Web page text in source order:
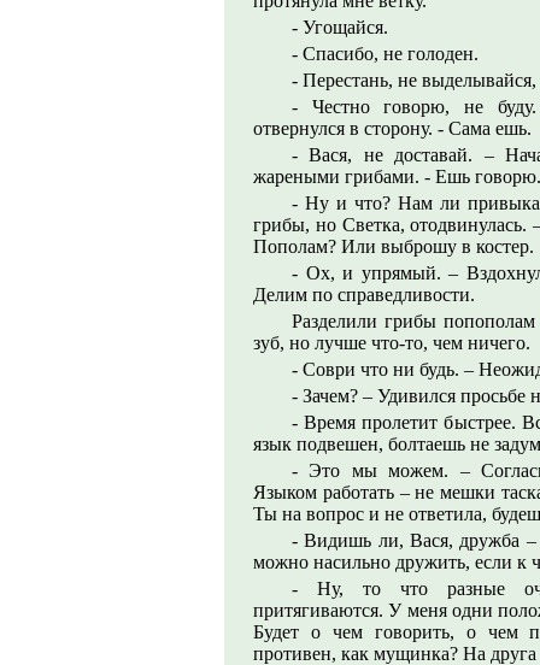
- Угощайся.
- Спасибо, не голоден.
- Перестань, не
- Честно говорю, не
отвернулся в сторону. - Сама ешь.
- Вася, не доставай. –
жареными грибами. - Ешь говорю.
- Ну и что? Нам ли
грибы, но Светка,
Пополам? Или выброшу в костер.
- Ох, и упрямый. –
Делим по справедливости.
Разделили грибы
зуб, но лучше что-то, чем ничего.
- Соври что ни будь. –
- Зачем? – Удивился просьбе
- Время пролетит быстрее.
язык подвешен, болтаешь не
- Это мы можем. –
Языком работать – не мешки
Ты на вопрос и не ответила,
- Видишь ли, Вася, дружба –
можно насильно дружить, если к
- Ну, то что разные
притягиваются. У меня одни
Будет о чем говорить, о чем
противен, как мущинка? На